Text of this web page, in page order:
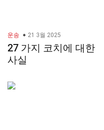
운송 21 3월 2025
27 가지 코치에 대한
사실